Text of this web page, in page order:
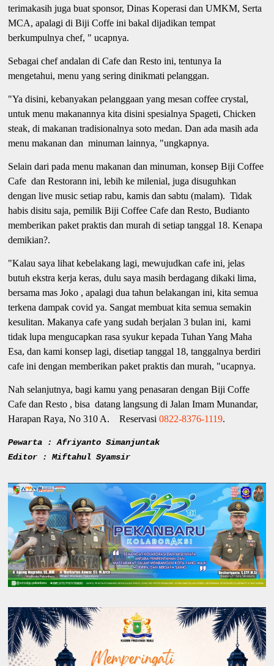
terimakasih juga buat sponsor, Dinas Koperasi dan UMKM, Serta
MCA, apalagi di Biji Coffe ini bakal dijadikan tempat
berkumpulnya chef, " ucapnya.
Sebagai chef andalan di Cafe dan Resto ini, tentunya Ia
mengetahui, menu yang sering dinikmati pelanggan.
"Ya disini, kebanyakan pelanggaan yang mesan coffee crystal,
untuk menu makanannya kita disini spesialnya Spageti, Chicken
steak, di makanan tradisionalnya soto medan. Dan ada masih ada
menu makanan dan minuman lainnya, "ungkapnya.
Selain dari pada menu makanan dan minuman, konsep Biji Coffee
Cafe dan Restorann ini, lebih ke milenial, juga disuguhkan
dengan live music setiap rabu, kamis dan sabtu (malam). Tidak
habis disitu saja, pemilik Biji Coffee Cafe dan Resto, Budianto
memberikan paket praktis dan murah di setiap tanggal 18. Kenapa
demikian?.
"Kalau saya lihat kebelakang lagi, mewujudkan cafe ini, jelas
butuh ekstra kerja keras, dulu saya masih berdagang dikaki lima,
bersama mas Joko , apalagi dua tahun belakangan ini, kita semua
terkena dampak covid ya. Sangat membuat kita semua semakin
kesulitan. Makanya cafe yang sudah berjalan 3 bulan ini, kami
tidak lupa mengucapkan rasa syukur kepada Tuhan Yang Maha
Esa, dan kami konsep lagi, disetiap tanggal 18, tanggalnya berdiri
cafe ini dengan memberikan paket praktis dan murah, "ucapnya.
Nah selanjutnya, bagi kamu yang penasaran dengan Biji Coffe
Cafe dan Resto , bisa datang langsung di Jalan Imam Munandar,
Harapan Raya, No 310 A. Reservasi0822-8376-1119.
Pewarta : Afriyanto Simanjuntak
Editor : Miftahul Syamsir